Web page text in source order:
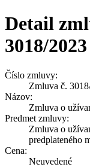
Detail
3018/2023
Číslo zmluvy:
Zmluva č.
Názov:
Zmluva o
Predmet zmluvy:
Zmluva o
predplateného
Cena:
Neuvedené